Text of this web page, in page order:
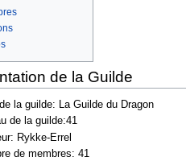
de la Guilde
la guilde: La Guilde du Dragon
de la guilde:41
Rykke-Errel
de membres: 41